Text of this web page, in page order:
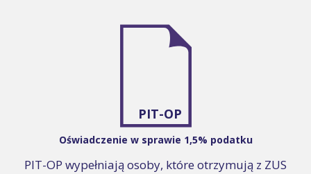
PIT-OP
Oświadczenie w sprawie 1,5% podatku
PIT-OP wypełniają osoby, które otrzymują z ZUS